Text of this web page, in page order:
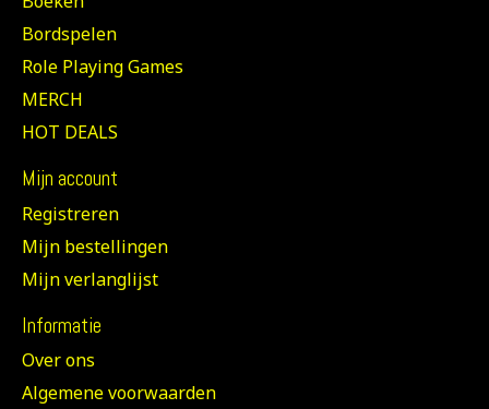
Bordspelen
Role Playing Games
MERCH
HOT DEALS
Mijn account
Registreren
Mijn bestellingen
Mijn verlanglijst
Informatie
Over ons
Algemene voorwaarden